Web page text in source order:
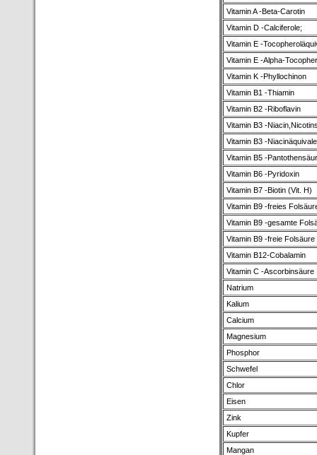
Vitamin A -Beta-Carotin
Vitamin D -Calciferole;
Vitamin E -
Vitamin E -Alpha-
Vitamin K -Phyllochinon
Vitamin B1 -Thiamin
Vitamin B2 -Riboflavin
Vitamin B3 -
Vitamin B3 -
Vitamin B5 -
Vitamin B6 -Pyridoxin
Vitamin B7 -Biotin (Vit. H)
Vitamin B9 -freies
Vitamin B9 -gesamte
Vitamin B9 -freie Folsäure
Vitamin B12-Cobalamin
Vitamin C -Ascorbinsäure
Natrium
Kalium
Calcium
Magnesium
Phosphor
Schwefel
Chlor
Eisen
Zink
Kupfer
Mangan